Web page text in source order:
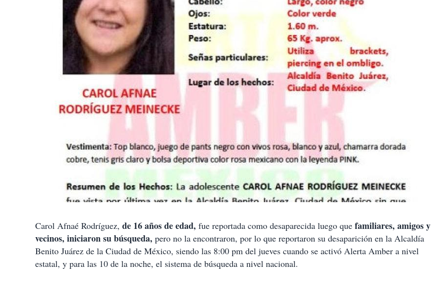
Carol Afnaé Rodríguez, de 16 años de edad, fue reportada como desaparecida luego que familiares, amigos y
vecinos, iniciaron su búsqueda, pero no la encontraron, por lo que reportaron su desaparición en la Alcaldía
Benito Juárez de la Ciudad de México, siendo las 8:00 pm del jueves cuando se activó Alerta Amber a nivel
estatal, y para las 10 de la noche, el sistema de búsqueda a nivel nacional.